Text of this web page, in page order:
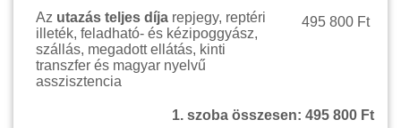
Az utazás teljes díja repjegy, reptéri
illeték, feladható- és kézipoggyász,
szállás, megadott ellátás, kinti
transzfer és magyar nyelvű
asszisztencia
495 800 Ft
1. szoba összesen: 495 800 Ft